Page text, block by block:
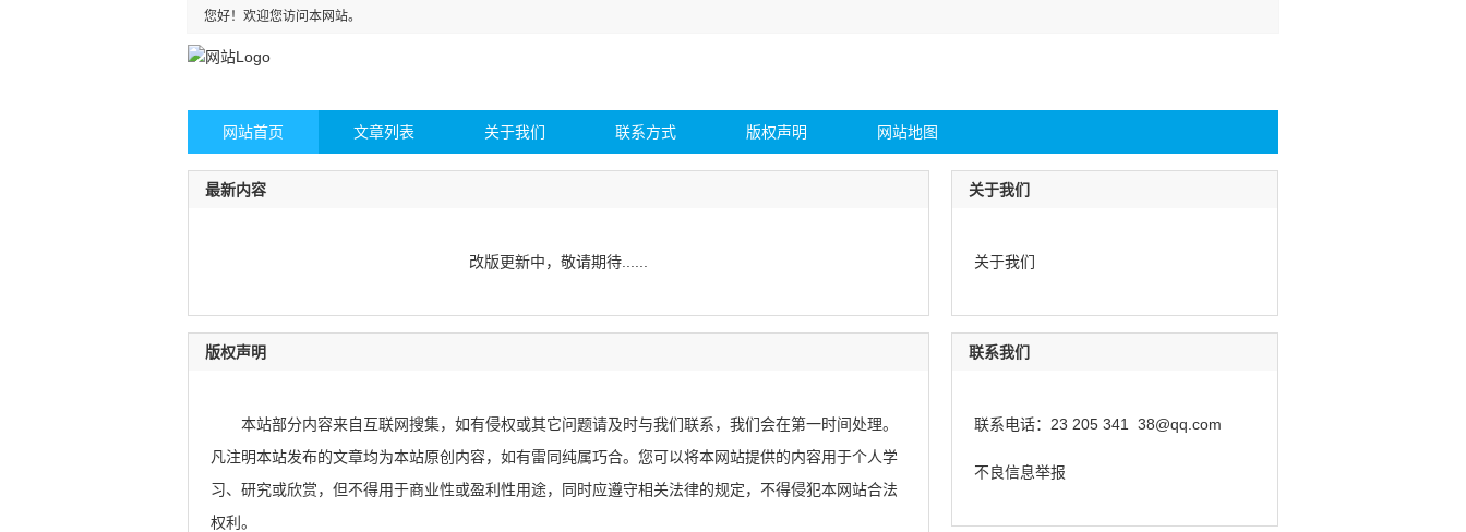
您好！欢迎您访问本网站。
网站首页 文章列表 关于我们 联系方式 版权声明 网站地图
最新内容
改版更新中，敬请期待......
版权声明
本站部分内容来自互联网搜集，如有侵权或其它问题请及时与我们联系，我们会在第一时间处理。
凡注明本站发布的文章均为本站原创内容，如有雷同纯属巧合。您可以将本网站提供的内容用于个人学
习、研究或欣赏，但不得用于商业性或盈利性用途，同时应遵守相关法律的规定，不得侵犯本网站合法
权利。
关于我们
关于我们
联系我们
联系电话：23 205 341 38@qq.com
不良信息举报